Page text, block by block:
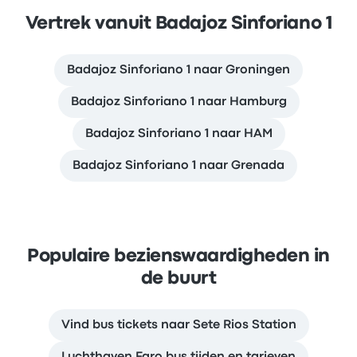
Vertrek vanuit Badajoz Sinforiano 1
Badajoz Sinforiano 1 naar Groningen
Badajoz Sinforiano 1 naar Hamburg
Badajoz Sinforiano 1 naar HAM
Badajoz Sinforiano 1 naar Grenada
Populaire bezienswaardigheden in
de buurt
Vind bus tickets naar Sete Rios Station